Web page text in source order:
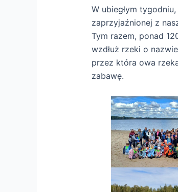
W ubiegłym
zaprzyjaźnionej z
Tym razem, ponad
wzdłuż rzeki o
przez która owa
zabawę.